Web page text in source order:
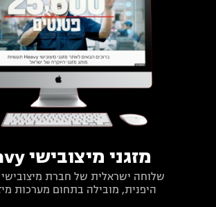
מזגני מיצובישי Heavy
שלוחה ישראלית של חברת
היפנית, מובילה בתחום מערכות